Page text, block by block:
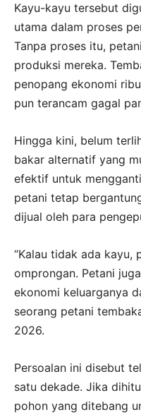
Kayu-kayu tersebut
utama dalam proses
Tanpa proses itu,
produksi mereka.
penopang ekonomi
pun terancam gagal
Hingga kini, belum
bakar alternatif yang
efektif untuk
petani tetap
dijual oleh para
“Kalau tidak ada kayu,
omprongan. Petani
ekonomi keluarganya
seorang petani
2026.
Persoalan ini disebut
satu dekade. Jika
pohon yang ditebang